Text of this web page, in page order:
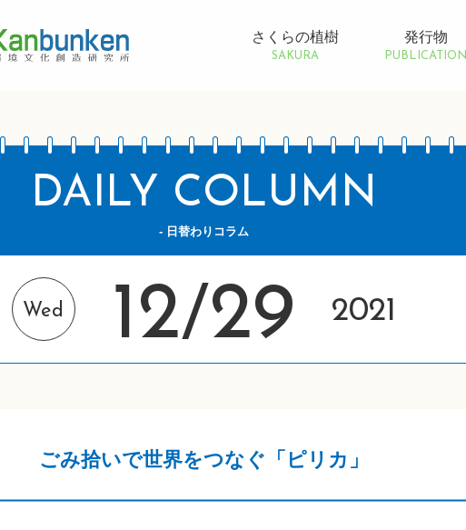
さくらの植樹
SAKURA
発行物
PUBLICATION
DAILY COLUMN
- 日替わりコラム
Wed 12/29 2021
ごみ拾いで世界をつなぐ「ピリカ」